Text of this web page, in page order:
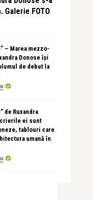
Galerie FOTO
– Marea mezzo-
Donose își
de debut la
de Ruxandra
ei sunt
tablouri care
umană în